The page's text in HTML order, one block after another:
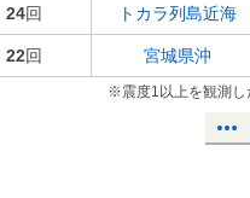
24回 トカラ列島近海
22回 宮城県沖
※震度1以上を観測し